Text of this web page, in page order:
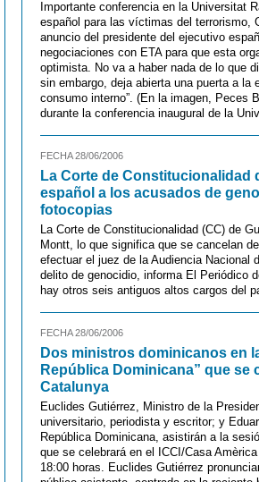
Importante conferencia en la Universitat
español para las víctimas del terrorismo,
anuncio del presidente del ejecutivo
negociaciones con ETA para que esta
optimista. No va a haber nada de lo que
sin embargo, deja abierta una puerta a la
consumo interno”. (En la imagen, Peces
durante la conferencia inaugural de la
FECHA 28/06/2006
La Corte de Constitucionalidad
español a los acusados de
fotocopias
La Corte de Constitucionalidad (CC) de
Montt, lo que significa que se cancelan
efectuar el juez de la Audiencia Nacional
delito de genocidio, informa El Periódico
hay otros seis antiguos altos cargos del
FECHA 28/06/2006
Dos ministros dominicanos en
República Dominicana” que se
Catalunya
Euclides Gutiérrez, Ministro de la
universitario, periodista y escritor; y
República Dominicana, asistirán a la
que se celebrará en el ICCI/Casa
18:00 horas. Euclides Gutiérrez